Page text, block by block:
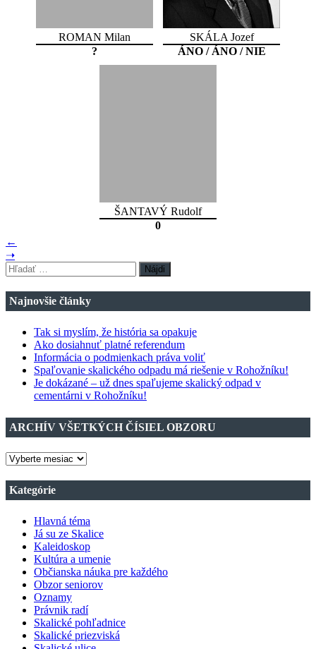
ROMAN Milan
?
SKÁLA Jozef
ÁNO / ÁNO / NIE
ŠANTAVÝ Rudolf
0
←
➝
Hľadať:
Najnovšie články
Tak si myslím, že história sa opakuje
Ako dosiahnuť platné referendum
Informácia o podmienkach práva voliť
Spaľovanie skalického odpadu má riešenie v Rohožníku!
Je dokázané – už dnes spaľujeme skalický odpad v
cementárni v Rohožníku!
ARCHÍV VŠETKÝCH ČÍSIEL OBZORU
ARCHÍV
ČÍSIEL
OBZORU
Kategórie
Hlavná téma
Já su ze Skalice
Kaleidoskop
Kultúra a umenie
Občianska náuka pre každého
Obzor seniorov
Oznamy
Právnik radí
Skalické pohľadnice
Skalické priezviská